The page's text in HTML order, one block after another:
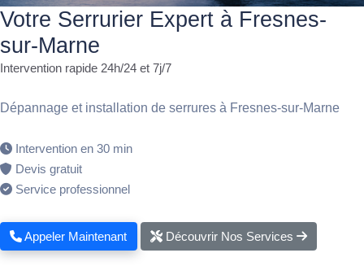
Votre Serrurier Expert à Fresnes-
sur-Marne
Intervention rapide 24h/24 et 7j/7
Dépannage et installation de serrures à Fresnes-sur-Marne
Intervention en 30 min
Devis gratuit
Service professionnel
Appeler Maintenant Découvrir Nos Services